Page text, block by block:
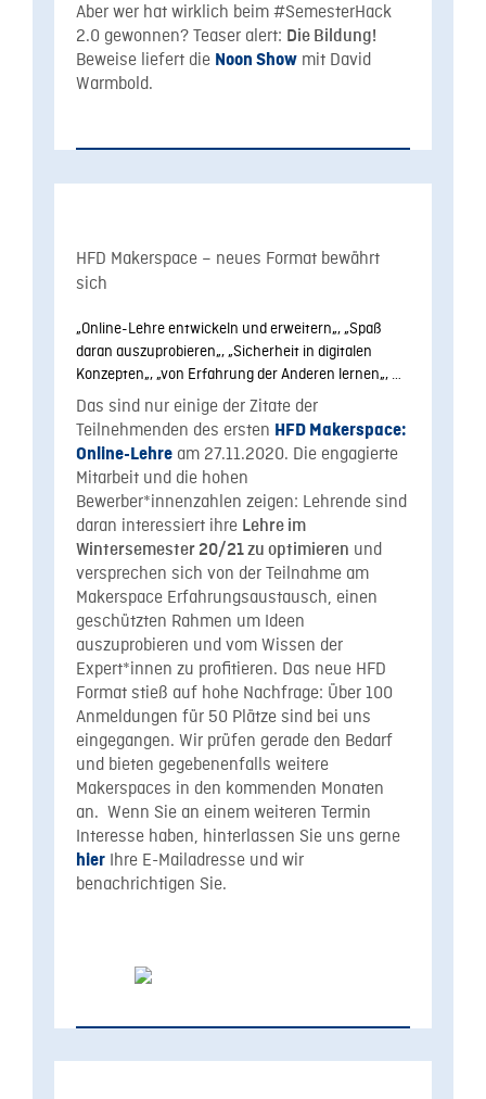
Aber wer hat wirklich beim #SemesterHack
2.0 gewonnen? Teaser alert: Die Bildung!
Beweise liefert die Noon Show mit David
Warmbold.
HFD Makerspace – neues Format bewährt
sich
„Online-Lehre entwickeln und erweitern„,„Spaß
daran auszuprobieren„,„Sicherheit in digitalen
Konzepten„,„von Erfahrung der Anderen lernen„, …
Das sind nur einige der Zitate der
Teilnehmenden des ersten HFD Makerspace:
Online-Lehre am 27.11.2020. Die engagierte
Mitarbeit und die hohen
Bewerber*innenzahlen zeigen: Lehrende sind
daran interessiert ihre Lehre im
Wintersemester 20/21 zu optimieren und
versprechen sich von der Teilnahme am
Makerspace Erfahrungsaustausch, einen
geschützten Rahmen um Ideen
auszuprobieren und vom Wissen der
Expert*innen zu profitieren. Das neue HFD
Format stieß auf hohe Nachfrage: Über 100
Anmeldungen für 50 Plätze sind bei uns
eingegangen. Wir prüfen gerade den Bedarf
und bieten gegebenenfalls weitere
Makerspaces in den kommenden Monaten
an. Wenn Sie an einem weiteren Termin
Interesse haben, hinterlassen Sie uns gerne
hier Ihre E-Mailadresse und wir
benachrichtigen Sie.